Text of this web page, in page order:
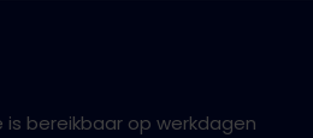
is bereikbaar op werkdagen